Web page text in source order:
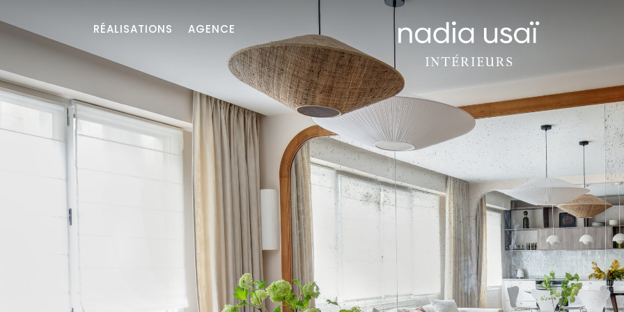
RÉALISATIONS AGENCE
RÉALISATIONS AGENCE